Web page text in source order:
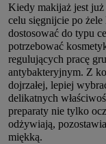
Kiedy makijaż jest
celu sięgnijcie po
dostosować do typu
potrzebować
regulujących pracę
antybakteryjnym. Z
dojrzałej, lepiej
delikatnych
preparaty nie tylko
odżywiają,
miękką.